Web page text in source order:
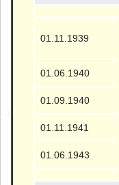
01.11.1939
01.06.1940
01.09.1940
01.11.1941
01.06.1943